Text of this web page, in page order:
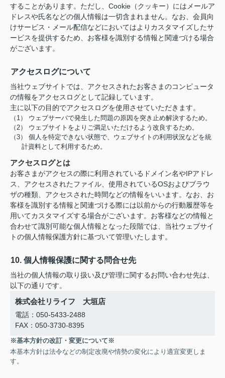
することがあります。ただし、Cookie（クッキー）にはメールア
ドレスや氏名などの個人情報は一切含まれません。なお、会員向
けサービス・メール配信などにおいてはよりカスタマイズしたサ
ービスを提供するため、お客様を識別する情報と関連づける場合
がございます。
アクセスログについて
当社ウェブサイトでは、アクセスされたお客さまのコンピュータ
の情報をアクセスログとして記録しています。
主に以下の目的でアクセスログを使用させていただきます。
（1） ウェブサーバで発生した問題の原因を突き止め解決するため。
（2） ウェブサイトをよりご満足いただけるよう改良するため。
（3） 個人を特定できない状態で、ウェブサイトの利用状況などを統
計資料として利用するため。
アクセスログとは
お客さまがアクセスの際に利用されているドメイン名やIPアドレ
ス、アクセスされたファイル、使用されているOSおよびブラウ
ザの種類、アクセスされた時間などの情報をいいます。なお、お
客様を識別する情報と関連づける際には以前からの行動履歴等を
用いてカスタマイズする場合がございます。お客様などの情報と
合わせて識別可能な個人情報となった段階では、当社ウェブサイ
トの個人情報保護方針に基づいて管理いたします。
10. 個人情報保護に関する問合せ先
当社の個人情報の取り扱い及び管理に関するお問い合わせ先は、
以下の通りです。
株式会社リライフ 大垣店
電話：050-5433-2488
FAX：050-3730-8395
※基本方針の改訂・変更について※
本基本方針は法令などの制定改廃や情勢の変化により適宜変更しま
す。